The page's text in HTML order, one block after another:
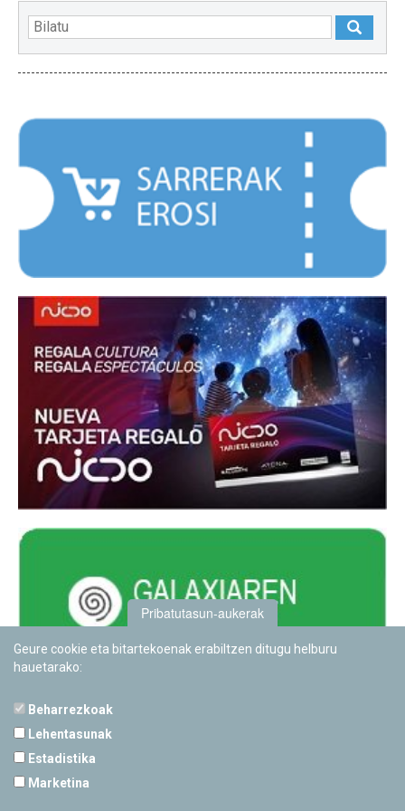
Pribatutasun-aukerak
Geure cookie eta bitartekoenak erabiltzen ditugu helburu
hauetarako:
Beharrezkoak
Lehentasunak
Estadistika
Marketina